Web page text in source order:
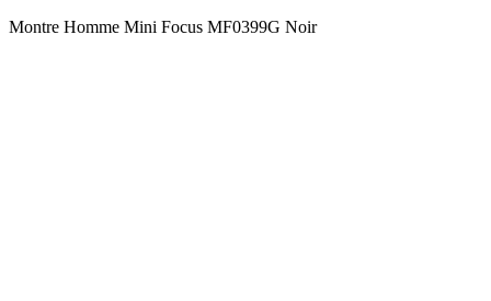
Montre Homme Mini Focus MF0399G Noir